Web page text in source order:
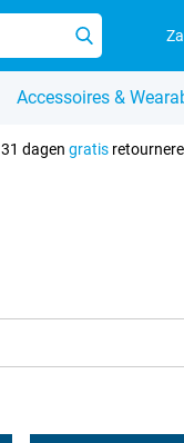
Accessoires &
31 dagen gratis